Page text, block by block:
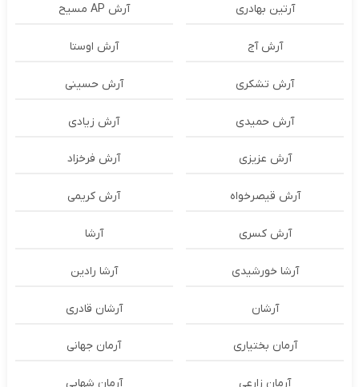
آرتین بهادری آرش AP مسیح
آرش آج آرش اوستا
آرش تشکری آرش حسینی
آرش حمیدی آرش زیادی
آرش عزیزی آرش فرخزاد
آرش قیصرخواه آرش کریمی
آرش کسری آرشا
آرشا خورشیدی آرشا رادین
آرشان آرشان قادری
آرمان بختیاری آرمان جهانی
آرمان زارعی آرمان شهابی